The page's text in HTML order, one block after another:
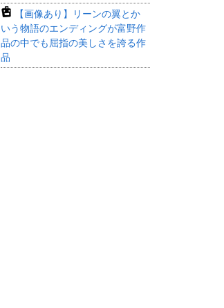
【画像あり】リーンの翼とか
いう物語のエンディングが富野作
品の中でも屈指の美しさを誇る作
品